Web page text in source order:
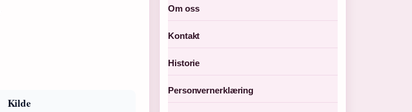
Kilde
Om oss
Kontakt
Historie
Personvernerklæring